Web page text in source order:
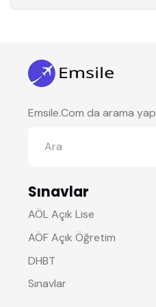
Emsile.Com da arama yap
Sınavlar
AÖL Açık Lise
AÖF Açık Öğretim
DHBT
Sınavlar